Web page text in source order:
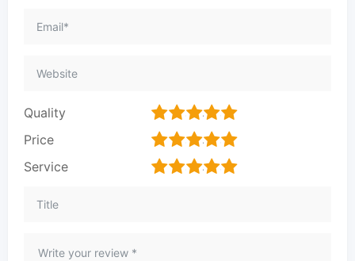
Quality 5
4
3
2
Price 5
4
3
2
Service 5
4
3
2